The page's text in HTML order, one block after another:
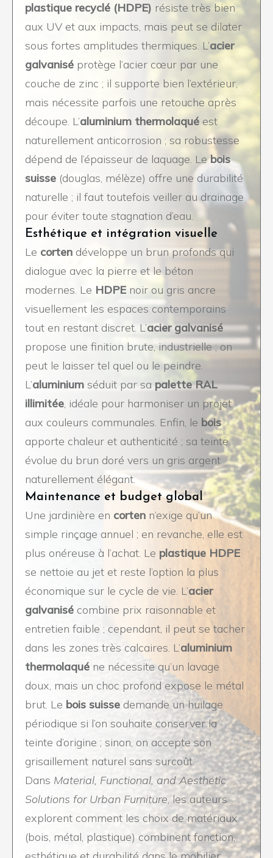
plastique recyclé (HDPE) résiste très bien
aux UV et aux impacts, mais peut se dilater
sous fortes amplitudes thermiques. L’acier
galvanisé protège l’acier cœur par une
couche de zinc ; il supporte bien l’extérieur,
mais nécessite parfois une retouche après
découpe. L’aluminium thermolaqué est
naturellement anticorrosion ; sa robustesse
dépend de l’épaisseur de laquage. Lebois
suisse (douglas, mélèze) offre une durabilité
naturelle ; il faut toutefois veiller au drainage
pour éviter toute stagnation d’eau.
Esthétique et intégration visuelle
Le corten développe un brun profonds qui
dialogue avec la pierre et le béton
modernes. Le HDPE noir ou gris ancre
visuellement les espaces contemporains
tout en restant discret. L’acier galvanisé
propose une finition brute, industrielle ; on
peut le laisser tel quel ou le peindre.
L’aluminium séduit par sa palette RAL
illimitée, idéale pour harmoniser un projet
aux couleurs communales. Enfin, le bois
apporte chaleur et authenticité ; sa teinte
évolue du brun doré vers un gris argent
naturellement élégant.
Maintenance et budget global
Une jardinière en corten n’exige qu’un
simple rinçage annuel ; en revanche, elle est
plus onéreuse à l’achat. Le plastique HDPE
se nettoie au jet et reste l’option la plus
économique sur le cycle de vie. L’acier
galvanisé combine prix raisonnable et
entretien faible ; cependant, il peut se tacher
dans les zones très calcaires. L’aluminium
thermolaqué ne nécessite qu’un lavage
doux, mais un choc profond expose le métal
brut. Le bois suisse demande un huilage
périodique si l’on souhaite conserver la
teinte d’origine ; sinon, on accepte son
grisaillement naturel sans surcoût.
Dans Material, Functional, and Aesthetic
Solutions for Urban Furniture, les auteurs
explorent comment les choix de matériaux
(bois, métal, plastique) combinent fonction,